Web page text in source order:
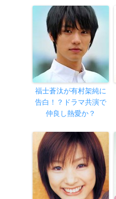
福士蒼汰が有村架純に
告白！？ドラマ共演で
仲良し熱愛か？